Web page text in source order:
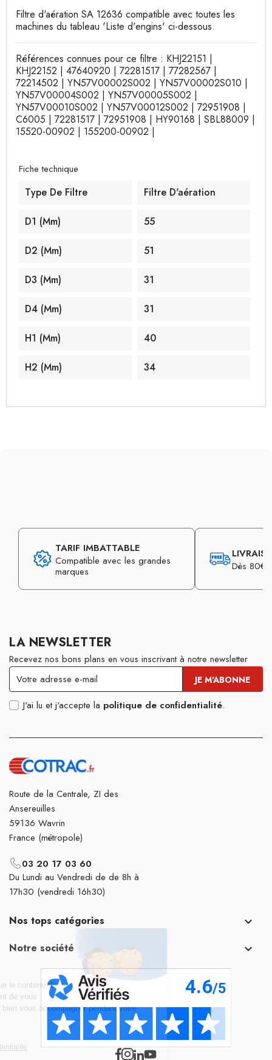
Filtre d'aération SA 12636 compatible avec toutes les
machines du tableau 'Liste d'engins' ci-dessous.
Références connues pour ce filtre : KHJ22151 |
KHJ22152 | 47640920 | 72281517 | 77282567 |
72214502 | YN57V00002S002 | YN57V00002S010 |
YN57V00004S002 | YN57V00005S002 |
YN57V00010S002 | YN57V00012S002 | 72951908 |
C6005 | 72281517 | 72951908 | HY90168 | SBL88009 |
15520-00902 | 155200-00902 |
Fiche technique
Type De Filtre Filtre D'aération
D1 (mm) 55
D2 (mm) 51
D3 (mm) 31
D4 (mm) 31
H1 (mm) 40
H2 (mm) 34
TARIF IMBATTABLE
Compatible avec les grandes
marques
Dès 80€
LA NEWSLETTER
Recevez nos bons plans en vous inscrivant à notre newsletter
J'ai lu et j'accepte la politique de confidentialité.
Route de la Centrale, ZI des
Ansereuilles
59136 Wavrin
France (métropole)
03 20 17 03 60
Du Lundi au Vendredi de de 8h à
17h30 (vendredi 16h30)
Nos tops catégories 
Notre société 